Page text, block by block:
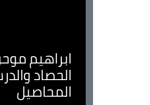
ابراهيم
الحصاد
المحاصيل